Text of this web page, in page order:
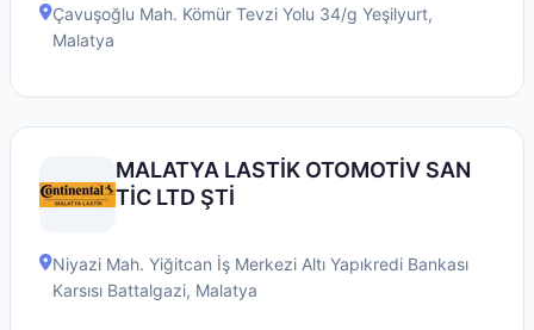
Çavuşoğlu Mah. Kömür Tevzi Yolu 34/g Yeşilyurt,
Malatya
MALATYA LASTİK OTOMOTİV SAN
TİC LTD ŞTİ
Niyazi Mah. Yiğitcan İş Merkezi Altı Yapıkredi Bankası
Karsısı Battalgazi, Malatya